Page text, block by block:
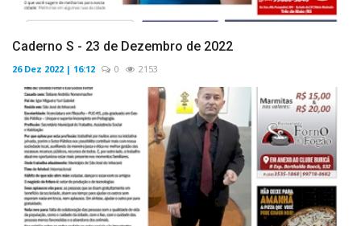
Caderno S - 23 de Dezembro de 2022
26 Dez 2022 | 16:12 0 2153